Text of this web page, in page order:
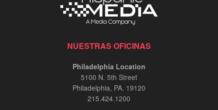
NUESTRAS OFICINAS
Philadelphia Location
5100 N. 5th Street
Philadelphia, PA. 19120
215.424.1200